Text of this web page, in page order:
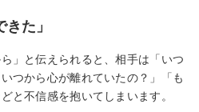
た」
」と伝えられると、相手は「いつ
つから心が離れていたの？」「も
と不信感を抱いてしまいます。